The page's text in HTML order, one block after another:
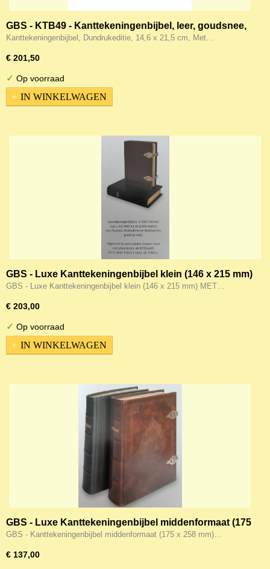
GBS - KTB49 - Kanttekeningenbijbel, leer, goudsnee,
rits, duimgrepen
Kanttekeningenbijbel, Dundrukeditie, 14,6 x 21,5 cm, Met…
€ 201,50
✓ Op voorraad
IN WINKELWAGEN
GBS - Luxe Kanttekeningenbijbel klein (146 x 215 mm)
MET Psalmen en Formulieren en landkaarten, goudsnee
GBS - Luxe Kanttekeningenbijbel klein (146 x 215 mm) MET…
€ 203,00
✓ Op voorraad
IN WINKELWAGEN
GBS - Luxe Kanttekeningenbijbel middenformaat (175
x 258 mm) zonder Psalmen en Formulieren, goudsnee
GBS - Kanttekeningenbijbel middenformaat (175 x 258 mm)…
€ 137,00